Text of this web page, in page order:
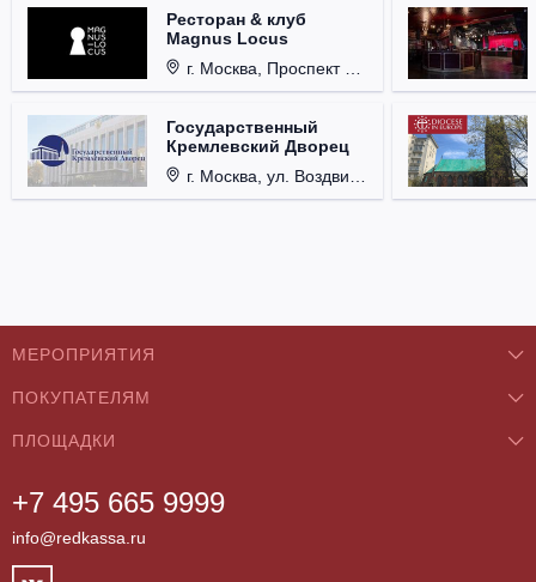
Ресторан & клуб
Magnus Locus
г. Москва, Проспект Мира, д. 12, стр. 9.
Государственный
Кремлевский Дворец
г. Москва, ул. Воздвиженка, д. 1, Кремль.
+7 495 665 9999
info@redkassa.ru
МЕРОПРИЯТИЯ
Концерты
Классика
Театры
Фестивали
ПОКУПАТЕЛЯМ
О нас
Как купить
Возврат билетов
ПЛОЩАДКИ
Бар/Ресторан/Кафе
Клуб